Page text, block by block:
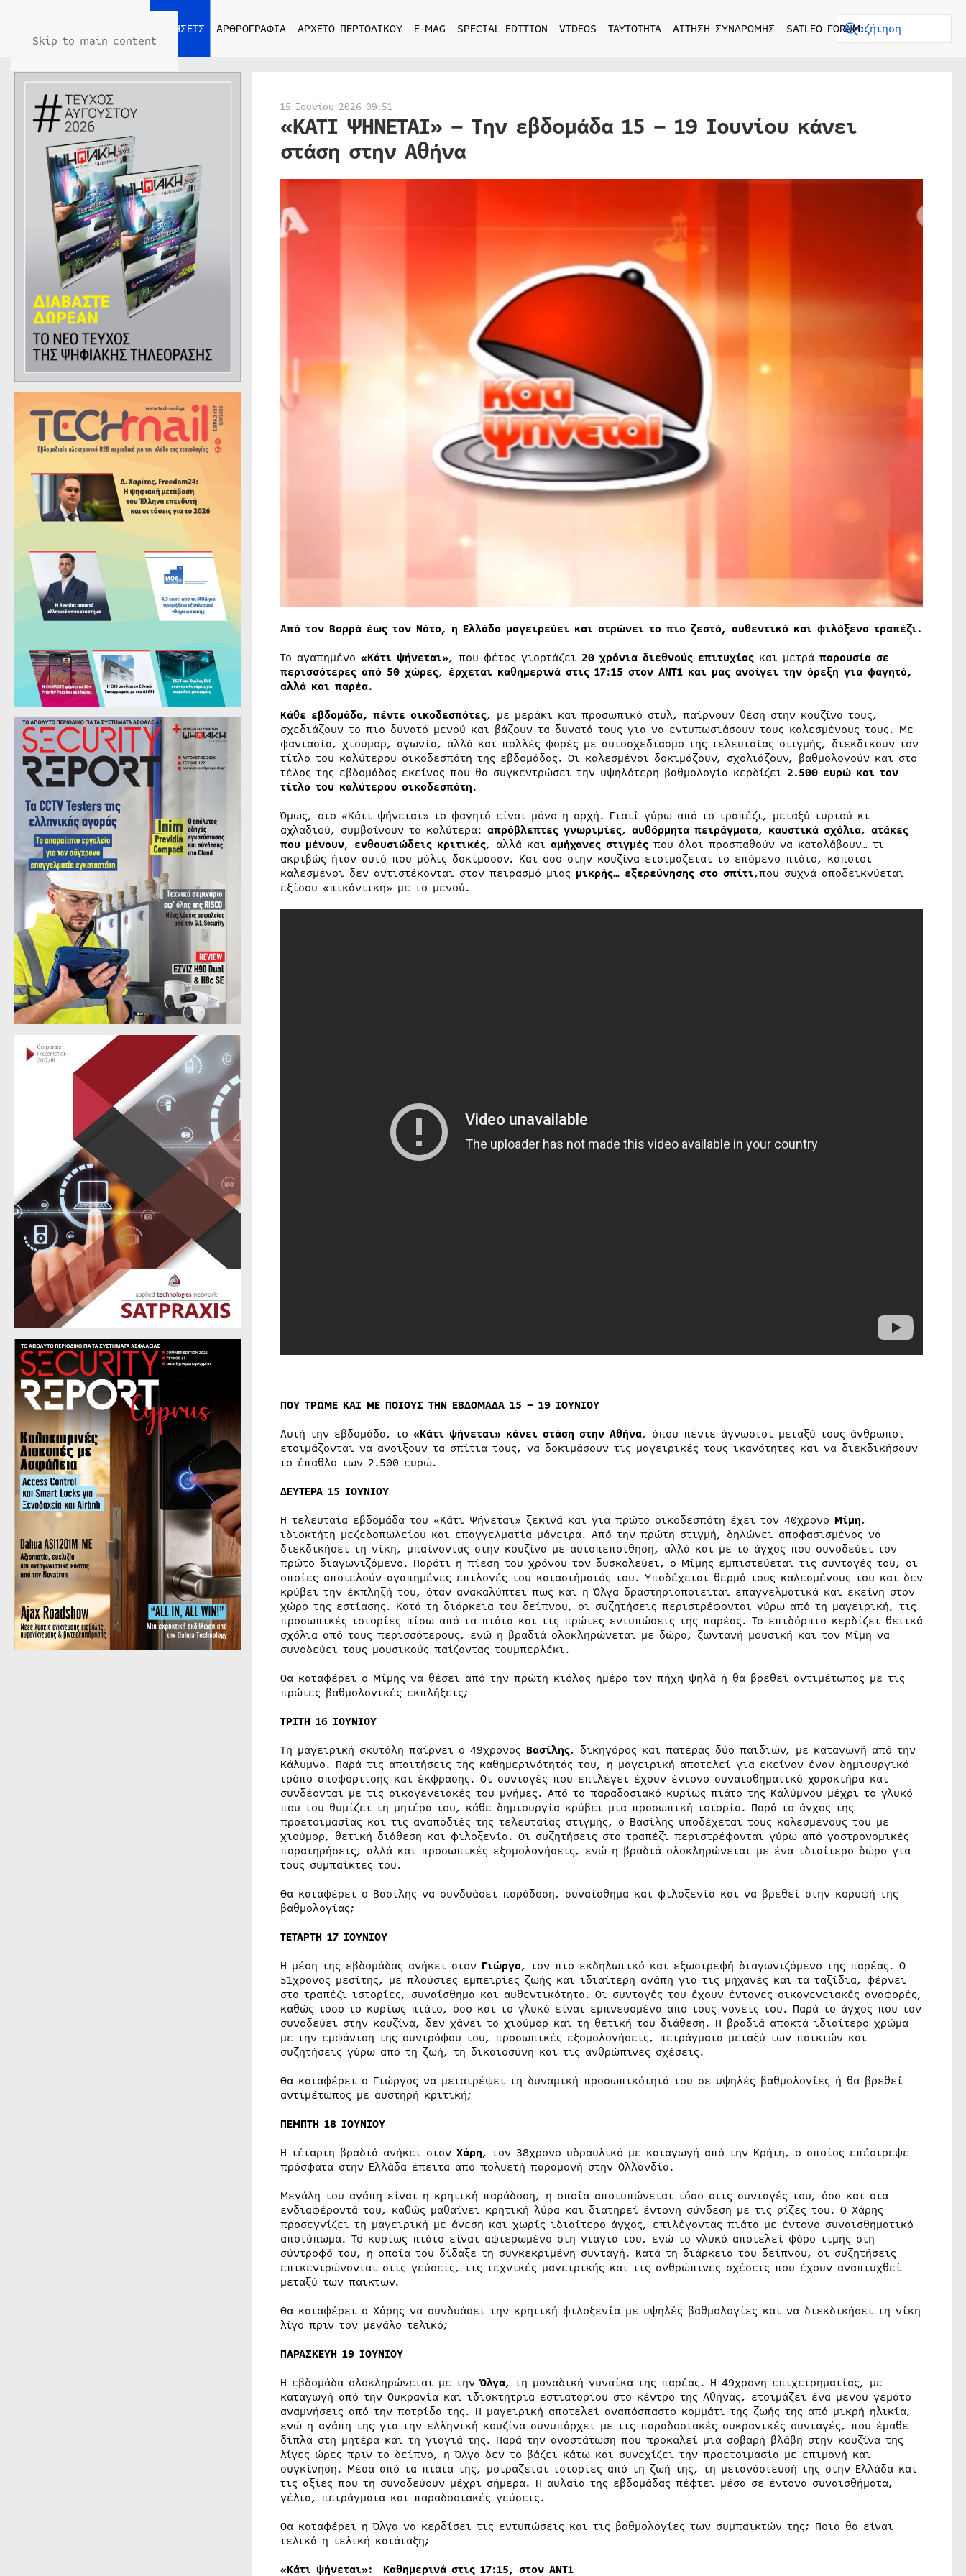
Skip to main content
ΕΙΔΗΣΕΙΣ ΑΡΘΡΟΓΡΑΦΙΑ ΑΡΧΕΙΟ ΠΕΡΙΟΔΙΚΟΥ E-MAG SPECIAL EDITION VIDEOS ΤΑΥΤΟΤΗΤΑ ΑΙΤΗΣΗ ΣΥΝΔΡΟΜΗΣ SATLEO FORUM
15 Ιουνίου 2026 09:51
«ΚΑΤΙ ΨΗΝΕΤΑΙ» – Την εβδομάδα 15 – 19 Ιουνίου κάνει
στάση στην Αθήνα
Από τον Βορρά έως τον Νότο, η Ελλάδα μαγειρεύει και στρώνει το πιο ζεστό, αυθεντικό και φιλόξενο τραπέζι.
Το αγαπημένο «Κάτι ψήνεται», που φέτος γιορτάζει 20 χρόνια διεθνούς επιτυχίαςκαι μετρά παρουσία σε
περισσότερες από 50 χώρες, έρχεται καθημερινά στις 17:15 στον ΑΝΤ1 και μας ανοίγει την όρεξη για φαγητό,
αλλά και παρέα.
Κάθε εβδομάδα, πέντε οικοδεσπότες, με μεράκι και προσωπικό στυλ, παίρνουν θέση στην κουζίνα τους,
σχεδιάζουν το πιο δυνατό μενού και βάζουν τα δυνατά τους για να εντυπωσιάσουν τους καλεσμένους τους. Με
φαντασία, χιούμορ, αγωνία, αλλά και πολλές φορές με αυτοσχεδιασμό της τελευταίας στιγμής, διεκδικούν τον
τίτλο του καλύτερου οικοδεσπότη της εβδομάδας. Οι καλεσμένοι δοκιμάζουν, σχολιάζουν, βαθμολογούν και στο
τέλος της εβδομάδας εκείνος που θα συγκεντρώσει την υψηλότερη βαθμολογία κερδίζει 2.500 ευρώ και τον
τίτλο του καλύτερου οικοδεσπότη.
Όμως, στο «Κάτι ψήνεται» το φαγητό είναι μόνο η αρχή. Γιατί γύρω από το τραπέζι, μεταξύ τυριού κι
αχλαδιού, συμβαίνουν τα καλύτερα: απρόβλεπτες γνωριμίες, αυθόρμητα πειράγματα, καυστικά σχόλια, ατάκες
που μένουν, ενθουσιώδεις κριτικές, αλλά και αμήχανες στιγμέςπου όλοι προσπαθούν να καταλάβουν… τι
ακριβώς ήταν αυτό που μόλις δοκίμασαν. Και όσο στην κουζίνα ετοιμάζεται το επόμενο πιάτο, κάποιοι
καλεσμένοι δεν αντιστέκονται στον πειρασμό μιας μικρής… εξερεύνησης στο σπίτι,που συχνά αποδεικνύεται
εξίσου «πικάντικη» με το μενού.
ΠΟΥ ΤΡΩΜΕ ΚΑΙ ΜΕ ΠΟΙΟΥΣ ΤΗN ΕΒΔΟΜΑΔΑ 15 – 19 ΙΟΥΝΙΟΥ
Αυτή την εβδομάδα, το «Κάτι ψήνεται» κάνει στάση στην Αθήνα, όπου πέντε άγνωστοι μεταξύ τους άνθρωποι
ετοιμάζονται να ανοίξουν τα σπίτια τους, να δοκιμάσουν τις μαγειρικές τους ικανότητες και να διεκδικήσουν
το έπαθλο των 2.500 ευρώ.
ΔΕΥΤΕΡΑ 15 ΙΟΥΝΙΟΥ
Η τελευταία εβδομάδα του «Κάτι Ψήνεται» ξεκινά και για πρώτο οικοδεσπότη έχει τον 40χρονο Μίμη,
ιδιοκτήτη μεζεδοπωλείου και επαγγελματία μάγειρα. Από την πρώτη στιγμή, δηλώνει αποφασισμένος να
διεκδικήσει τη νίκη, μπαίνοντας στην κουζίνα με αυτοπεποίθηση, αλλά και με το άγχος που συνοδεύει τον
πρώτο διαγωνιζόμενο. Παρότι η πίεση του χρόνου τον δυσκολεύει, ο Μίμης εμπιστεύεται τις συνταγές του, οι
οποίες αποτελούν αγαπημένες επιλογές του καταστήματός του. Υποδέχεται θερμά τους καλεσμένους του και δεν
κρύβει την έκπληξή του, όταν ανακαλύπτει πως και η Όλγα δραστηριοποιείται επαγγελματικά και εκείνη στον
χώρο της εστίασης. Κατά τη διάρκεια του δείπνου, οι συζητήσεις περιστρέφονται γύρω από τη μαγειρική, τις
προσωπικές ιστορίες πίσω από τα πιάτα και τις πρώτες εντυπώσεις της παρέας. Το επιδόρπιο κερδίζει θετικά
σχόλια από τους περισσότερους, ενώ η βραδιά ολοκληρώνεται με δώρα, ζωντανή μουσική και τον Μίμη να
συνοδεύει τους μουσικούς παίζοντας τουμπερλέκι.
Θα καταφέρει ο Μίμης να θέσει από την πρώτη κιόλας ημέρα τον πήχη ψηλά ή θα βρεθεί αντιμέτωπος με τις
πρώτες βαθμολογικές εκπλήξεις;
ΤΡΙΤΗ 16 ΙΟΥΝΙΟΥ
Τη μαγειρική σκυτάλη παίρνει ο 49χρονος Βασίλης, δικηγόρος και πατέρας δύο παιδιών, με καταγωγή από την
Κάλυμνο. Παρά τις απαιτήσεις της καθημερινότητάς του, η μαγειρική αποτελεί για εκείνον έναν δημιουργικό
τρόπο αποφόρτισης και έκφρασης. Οι συνταγές που επιλέγει έχουν έντονο συναισθηματικό χαρακτήρα και
συνδέονται με τις οικογενειακές του μνήμες. Από το παραδοσιακό κυρίως πιάτο της Καλύμνου μέχρι το γλυκό
που του θυμίζει τη μητέρα του, κάθε δημιουργία κρύβει μια προσωπική ιστορία. Παρά το άγχος της
προετοιμασίας και τις αναποδιές της τελευταίας στιγμής, ο Βασίλης υποδέχεται τους καλεσμένους του με
χιούμορ, θετική διάθεση και φιλοξενία. Οι συζητήσεις στο τραπέζι περιστρέφονται γύρω από γαστρονομικές
παρατηρήσεις, αλλά και προσωπικές εξομολογήσεις, ενώ η βραδιά ολοκληρώνεται με ένα ιδιαίτερο δώρο για
τους συμπαίκτες του.
Θα καταφέρει ο Βασίλης να συνδυάσει παράδοση, συναίσθημα και φιλοξενία και να βρεθεί στην κορυφή της
βαθμολογίας;
ΤΕΤΑΡΤΗ 17 ΙΟΥΝΙΟΥ
Η μέση της εβδομάδας ανήκει στον Γιώργο, τον πιο εκδηλωτικό και εξωστρεφή διαγωνιζόμενο της παρέας. Ο
51χρονος μεσίτης, με πλούσιες εμπειρίες ζωής και ιδιαίτερη αγάπη για τις μηχανές και τα ταξίδια, φέρνει
στο τραπέζι ιστορίες, συναίσθημα και αυθεντικότητα. Οι συνταγές του έχουν έντονες οικογενειακές αναφορές,
καθώς τόσο το κυρίως πιάτο, όσο και το γλυκό είναι εμπνευσμένα από τους γονείς του. Παρά το άγχος που τον
συνοδεύει στην κουζίνα, δεν χάνει το χιούμορ και τη θετική του διάθεση. Η βραδιά αποκτά ιδιαίτερο χρώμα
με την εμφάνιση της συντρόφου του, προσωπικές εξομολογήσεις, πειράγματα μεταξύ των παικτών και
συζητήσεις γύρω από τη ζωή, τη δικαιοσύνη και τις ανθρώπινες σχέσεις.
Θα καταφέρει ο Γιώργος να μετατρέψει τη δυναμική προσωπικότητά του σε υψηλές βαθμολογίες ή θα βρεθεί
αντιμέτωπος με αυστηρή κριτική;
ΠΕΜΠΤΗ 18 ΙΟΥΝΙΟΥ
Η τέταρτη βραδιά ανήκει στον Χάρη, τον 38χρονο υδραυλικό με καταγωγή από την Κρήτη, ο οποίος επέστρεψε
πρόσφατα στην Ελλάδα έπειτα από πολυετή παραμονή στην Ολλανδία.
Μεγάλη του αγάπη είναι η κρητική παράδοση, η οποία αποτυπώνεται τόσο στις συνταγές του, όσο και στα
ενδιαφέροντά του, καθώς μαθαίνει κρητική λύρα και διατηρεί έντονη σύνδεση με τις ρίζες του. Ο Χάρης
προσεγγίζει τη μαγειρική με άνεση και χωρίς ιδιαίτερο άγχος, επιλέγοντας πιάτα με έντονο συναισθηματικό
αποτύπωμα. Το κυρίως πιάτο είναι αφιερωμένο στη γιαγιά του, ενώ το γλυκό αποτελεί φόρο τιμής στη
σύντροφό του, η οποία του δίδαξε τη συγκεκριμένη συνταγή. Κατά τη διάρκεια του δείπνου, οι συζητήσεις
επικεντρώνονται στις γεύσεις, τις τεχνικές μαγειρικής και τις ανθρώπινες σχέσεις που έχουν αναπτυχθεί
μεταξύ των παικτών.
Θα καταφέρει ο Χάρης να συνδυάσει την κρητική φιλοξενία με υψηλές βαθμολογίες και να διεκδικήσει τη νίκη
λίγο πριν τον μεγάλο τελικό;
ΠΑΡΑΣΚΕΥΗ 19 ΙΟΥΝΙΟΥ
Η εβδομάδα ολοκληρώνεται με τηνΌλγα, τη μοναδική γυναίκα της παρέας. Η 49χρονη επιχειρηματίας, με
καταγωγή από την Ουκρανία και ιδιοκτήτρια εστιατορίου στο κέντρο της Αθήνας, ετοιμάζει ένα μενού γεμάτο
αναμνήσεις από την πατρίδα της. Η μαγειρική αποτελεί αναπόσπαστο κομμάτι της ζωής της από μικρή ηλικία,
ενώ η αγάπη της για την ελληνική κουζίνα συνυπάρχει με τις παραδοσιακές ουκρανικές συνταγές, που έμαθε
δίπλα στη μητέρα και τη γιαγιά της. Παρά την αναστάτωση που προκαλεί μια σοβαρή βλάβη στην κουζίνα της
λίγες ώρες πριν το δείπνο, η Όλγα δεν το βάζει κάτω και συνεχίζει την προετοιμασία με επιμονή και
συγκίνηση. Μέσα από τα πιάτα της, μοιράζεται ιστορίες από τη ζωή της, τη μετανάστευσή της στην Ελλάδα και
τις αξίες που τη συνοδεύουν μέχρι σήμερα. Η αυλαία της εβδομάδας πέφτει μέσα σε έντονα συναισθήματα,
γέλια, πειράγματα και παραδοσιακές γεύσεις.
Θα καταφέρει η Όλγα να κερδίσει τις εντυπώσεις και τις βαθμολογίες των συμπαικτών της; Ποια θα είναι
τελικά η τελική κατάταξη;
«Κάτι ψήνεται»: Καθημερινά στις 17:15, στον ΑΝΤ1